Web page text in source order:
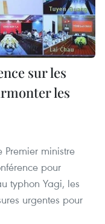
sur les
les
ministre
pour
typhon Yagi, les
urgentes pour